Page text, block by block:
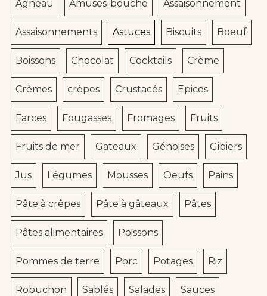
Agneau Amuses-bouche Assaisonnement
Assaisonnements Astuces Biscuits Boeuf
Boissons Chocolat Cocktails Crème
Crèmes crèpes Crustacés Epices
Farces Fougasses Fromages Fruits
Fruits de mer Gateaux Génoises Gibiers
Jus Légumes Mousses Oeufs Pains
Pâte à crêpes Pâte à gâteaux Pâtes
Pâtes alimentaires Poissons
Pommes de terre Porc Potages Riz
Robuchon Sablés Salades Sauces